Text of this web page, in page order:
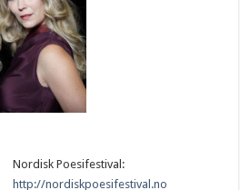
Nordisk Poesifestival:
http://nordiskpoesifestival.no